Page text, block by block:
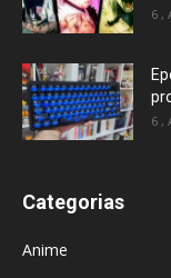
6 ,
6 ,
Categorias
Anime